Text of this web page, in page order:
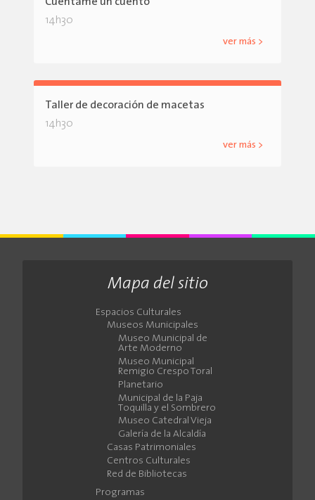
14h30
ver más >
Taller de decoración de macetas
14h30
ver más >
Mapa del sitio
Espacios Culturales
Museos Municipales
Museo Municipal de
Arte Moderno
Museo Municipal
Remigio Crespo Toral
Planetario
Municipal de la Paja
Toquilla y el Sombrero
Museo Catedral Vieja
Galería de la Alcaldía
Casas Patrimoniales
Centros Culturales
Red de Bibliotecas
Programas